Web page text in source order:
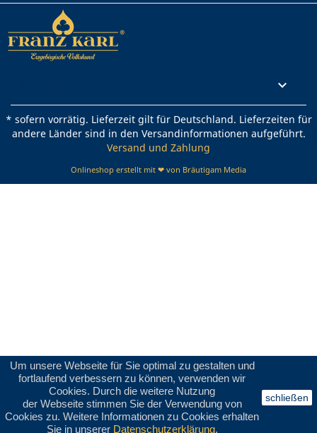
Um unsere Webseite für Sie optimal zu gestalten und
fortlaufend verbessern zu können, verwenden wir
Cookies. Durch die weitere Nutzung
der Webseite stimmen Sie der Verwendung von
Cookies zu. Weitere Informationen zu Cookies erhalten
Sie in unserer Datenschutzerklärung.
schließen

* sofern vorrätig. Lieferzeit gilt für Deutschland. Lieferzeiten für
andere Länder sind in den Versandinformationen aufgeführt.
Versand und Zahlung
Onlineshop erstellt mit ❤ von Bräutigam Media